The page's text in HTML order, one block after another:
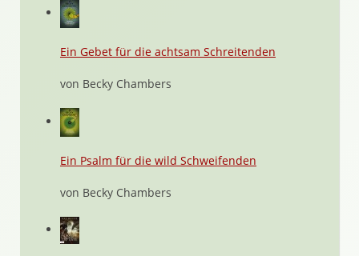
Ein Gebet für die achtsam Schreitenden
von Becky Chambers
Ein Psalm für die wild Schweifenden
von Becky Chambers